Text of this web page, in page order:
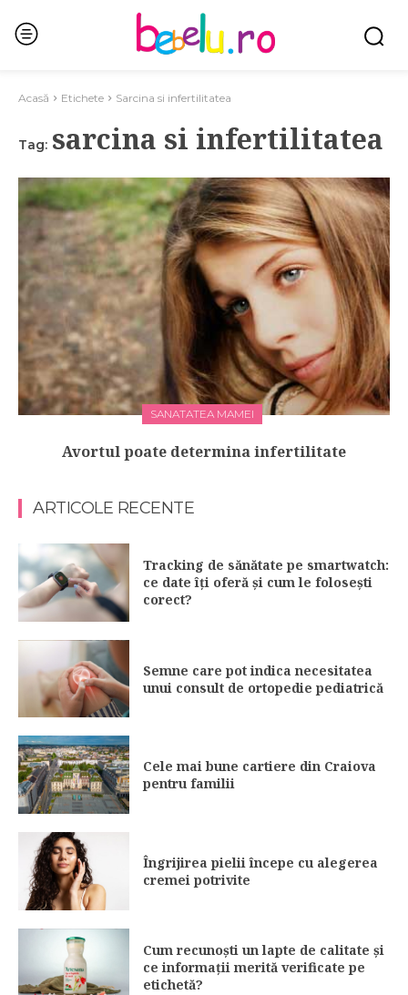
Acasă Etichete Sarcina si infertilitatea
Tag: sarcina si infertilitatea
SANATATEA MAMEI
Avortul poate determina infertilitate
ARTICOLE RECENTE
Tracking de sănătate pe smartwatch:
ce date îți oferă și cum le folosești
corect?
Semne care pot indica necesitatea
unui consult de ortopedie pediatrică
Cele mai bune cartiere din Craiova
pentru familii
Îngrijirea pielii începe cu alegerea
cremei potrivite
Cum recunoști un lapte de calitate și
ce informații merită verificate pe
etichetă?